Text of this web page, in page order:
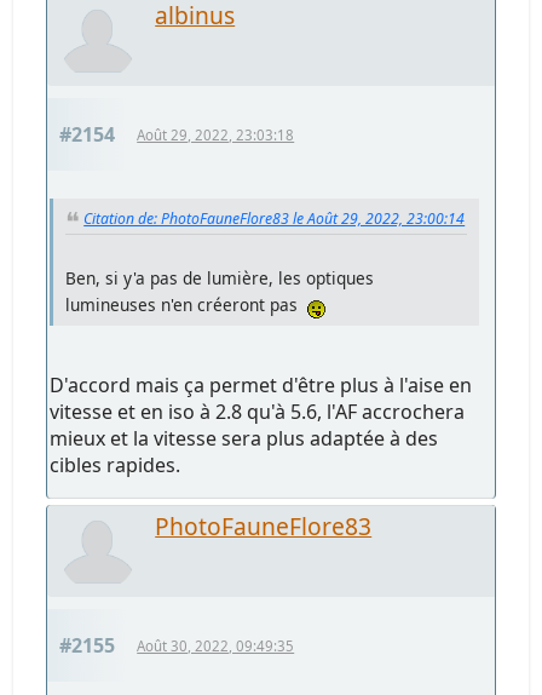
albinus
#2154 Août 29, 2022, 23:03:18
Citation de: PhotoFauneFlore83 le Août 29, 2022, 23:00:14
Ben, si y'a pas de lumière, les optiques
lumineuses n'en créeront pas
D'accord mais ça permet d'être plus à l'aise en
vitesse et en iso à 2.8 qu'à 5.6, l'AF accrochera
mieux et la vitesse sera plus adaptée à des
cibles rapides.
PhotoFauneFlore83
#2155 Août 30, 2022, 09:49:35